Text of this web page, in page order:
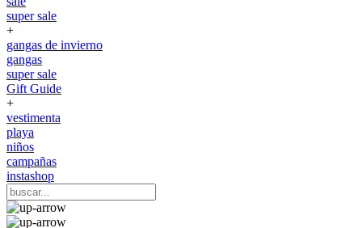
super sale
+
gangas de invierno
gangas
super sale
Gift Guide
+
vestimenta
playa
niños
campañas
instashop